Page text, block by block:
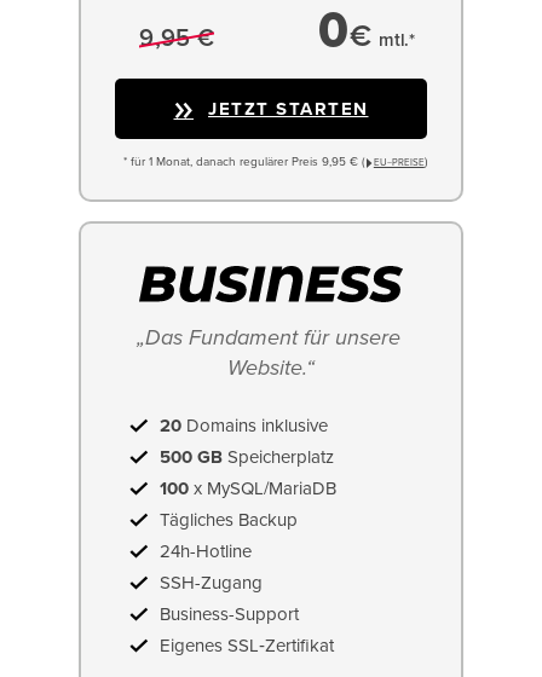
9,95 € 0€ mtl.*
JETZT STARTEN
* für 1 Monat, danach regulärer Preis 9,95 € ( EU−PREISE)
„Das Fundament für unsere
Website.“
20 Domains inklusive
500 GB Speicherplatz
100 x MySQL/MariaDB
Tägliches Backup
24h-Hotline
SSH-Zugang
Business-Support
Eigenes SSL‑Zertifikat